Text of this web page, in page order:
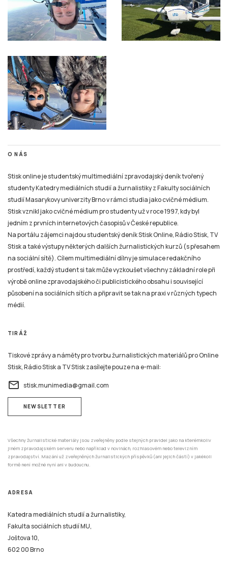
O NÁS
Stisk online je studentský multimediální zpravodajský deník tvořený
studenty Katedry mediálních studií a žurnalistiky z Fakulty sociálních
studií Masarykovy univerzity Brno v rámci studia jako cvičné médium.
Stisk vznikl jako cvičné médium pro studenty už v roce 1997, kdy byl
jedním z prvních internetových časopisů v České republice.
Na portálu zájemci najdou studentský deník Stisk Online, Rádio Stisk, TV
Stisk a také výstupy některých dalších žurnalistických kurzů (s přesahem
na sociální sítě). Cílem multimediální dílny je simulace redakčního
prostředí, každý student si tak může vyzkoušet všechny základní role při
výrobě online zpravodajského či publicistického obsahu i související
působení na sociálních sítích a připravit se tak na praxi v různých typech
médií.
TIRÁŽ
Tiskové zprávy a náměty pro tvorbu žurnalistických materiálů pro Online
Stisk, Rádio Stisk a TV Stisk zasílejte pouze na e-mail:
email stisk.munimedia@gmail.com
NEWSLETTER
Všechny žurnalistické materiály jsou zveřejněny podle stejných pravidel jako na kterémkoliv
jiném zpravodajském serveru nebo například v novinách, rozhlasovém nebo televizním
zpravodajství. Mazání už zveřejněných žurnalistických příspěvků (ani jejich částí) v jakékoli
formě není možné nyní ani v budoucnu.
ADRESA
Katedra mediálních studií a žurnalistiky,
Fakulta sociálních studií MU,
Joštova 10,
602 00 Brno